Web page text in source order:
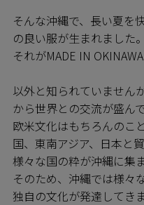
そんな沖縄で、長い夏を
の良い服が生まれました。
それがMADE IN
以外と知られていません
から世界との交流が盛んで
欧米文化はもちろんのこ
国、東南アジア、日本と
様々な国の粋が沖縄に集
そのため、沖縄では様々
独自の文化が発達してき